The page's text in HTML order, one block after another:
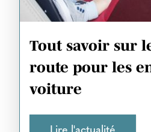
Tout savoir sur
route pour les
voiture
Lire l'actualité